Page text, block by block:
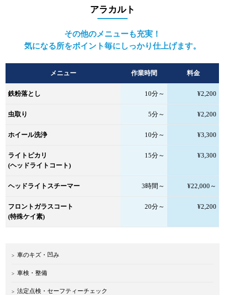
アラカルト
その他のメニューも充実！
気になる所をポイント毎にしっかり仕上げます。
メニュー 作業時間 料金
鉄粉落とし 10分～ ¥2,200
虫取り 5分～ ¥2,200
ホイール洗浄 10分～ ¥3,300
ライトピカリ
(ヘッドライトコート)
15分～ ¥3,300
ヘッドライトスチーマー 3時間～ ¥22,000～
フロントガラスコート
(特殊ケイ素)
20分～ ¥2,200
車のキズ・凹み
車検・整備
法定点検・セーフティーチェック